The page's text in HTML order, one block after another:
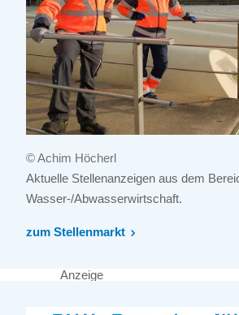
© Achim Höcherl
Aktuelle Stellenanzeigen aus dem
Wasser-/Abwasserwirtschaft.
zum Stellenmarkt
Anzeige